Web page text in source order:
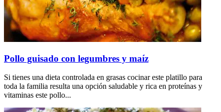
Pollo guisado con legumbres y maíz
Si tienes una dieta controlada en grasas cocinar este platillo para
toda la familia resulta una opción saludable y rica en proteínas y
vitaminas este pollo...